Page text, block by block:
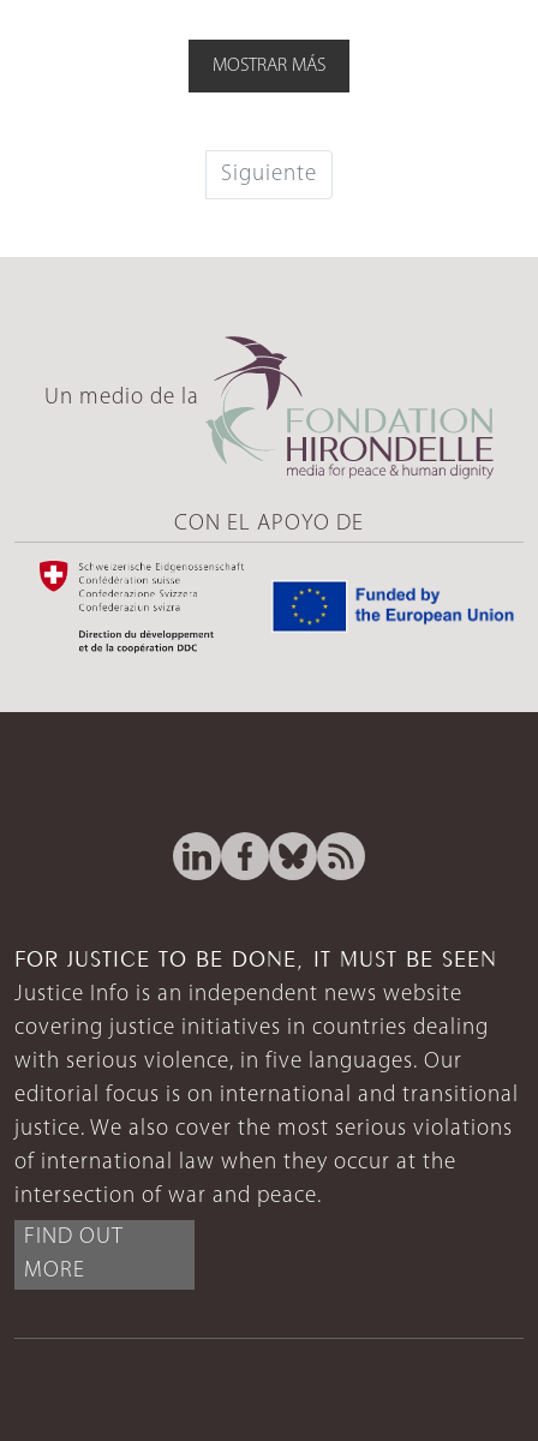
MOSTRAR MÁS
Siguiente
Un medio de la
CON EL APOYO DE
FOR JUSTICE TO BE DONE, IT MUST BE SEEN
Justice Info is an independent news website
covering justice initiatives in countries dealing
with serious violence, in five languages. Our
editorial focus is on international and transitional
justice. We also cover the most serious violations
of international law when they occur at the
intersection of war and peace.
FIND OUT
MORE